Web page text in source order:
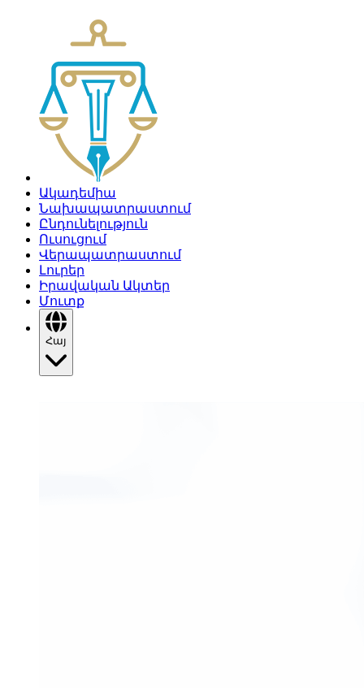
Ակադեմիա
Նախապատրաստում
Ընդունելություն
Ուսուցում
Վերապատրաստում
Լուրեր
Իրավական Ակտեր
Մուտք
Հայ